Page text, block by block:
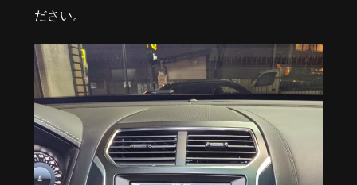
ださい。